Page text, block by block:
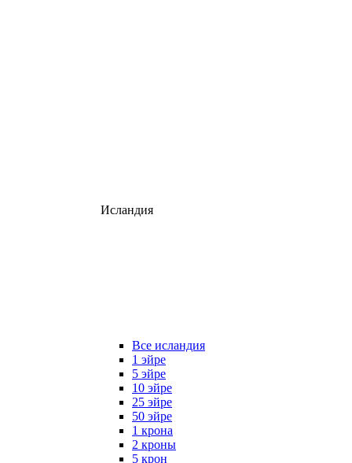
Исландия
Все исландия
1 эйре
5 эйре
10 эйре
25 эйре
50 эйре
1 крона
2 кроны
5 крон